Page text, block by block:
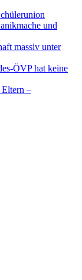
und
massiv unter
ÖVP hat keine
–